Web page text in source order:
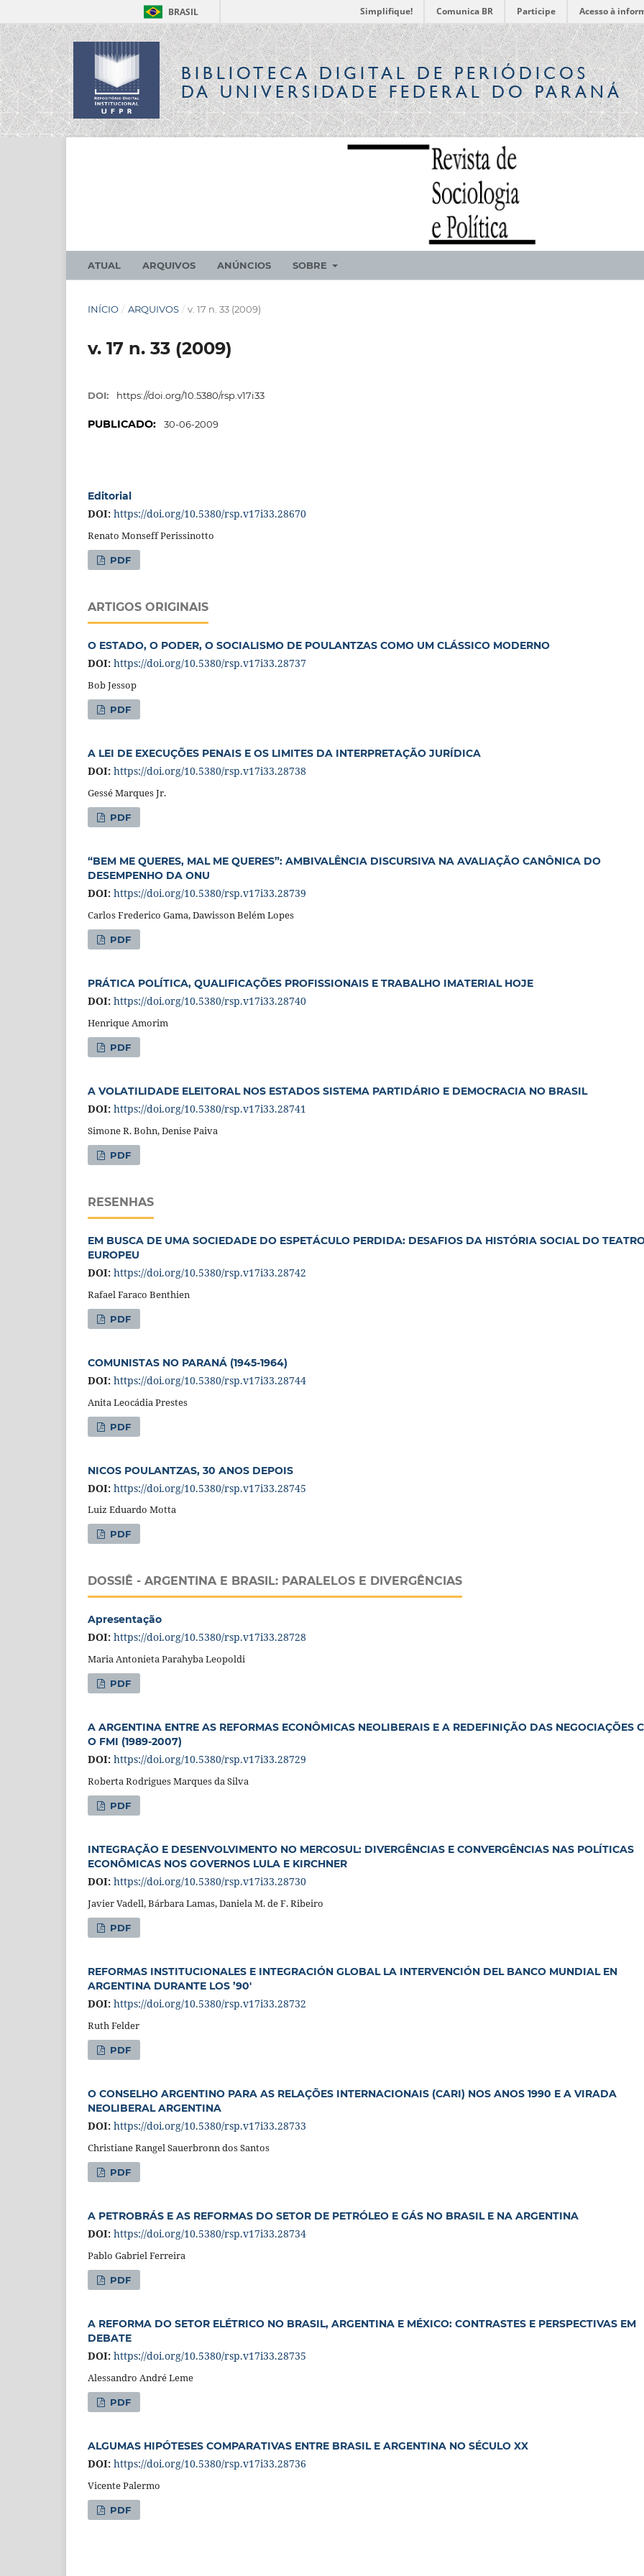
BRASIL Simplifique! Comunica BR Participe Acesso à
BIBLIOTECA DIGITALDE PERIÓDICOS
DA UNIVERSIDADE FEDERAL DO PARANÁ
ATUAL ARQUIVOS ANÚNCIOS SOBRE
INÍCIO / ARQUIVOS / v. 17 n. 33 (2009)
v. 17 n. 33 (2009)
DOI: https://doi.org/10.5380/rsp.v17i33
PUBLICADO: 30-06-2009
Editorial
DOI: https://doi.org/10.5380/rsp.v17i33.28670
Renato Monseff Perissinotto
PDF
ARTIGOS ORIGINAIS
O ESTADO, O PODER, O SOCIALISMO DE POULANTZAS COMO UM CLÁSSICO MODERNO
DOI: https://doi.org/10.5380/rsp.v17i33.28737
Bob Jessop
PDF
A LEI DE EXECUÇÕES PENAIS E OS LIMITES DA INTERPRETAÇÃO JURÍDICA
DOI: https://doi.org/10.5380/rsp.v17i33.28738
Gessé Marques Jr.
PDF
“BEM ME QUERES, MAL ME QUERES”: AMBIVALÊNCIA DISCURSIVA NA AVALIAÇÃO CANÔNICA DO
DESEMPENHO DA ONU
DOI: https://doi.org/10.5380/rsp.v17i33.28739
Carlos Frederico Gama, Dawisson Belém Lopes
PDF
PRÁTICA POLÍTICA, QUALIFICAÇÕES PROFISSIONAIS E TRABALHO IMATERIAL HOJE
DOI: https://doi.org/10.5380/rsp.v17i33.28740
Henrique Amorim
PDF
A VOLATILIDADE ELEITORAL NOS ESTADOS SISTEMA PARTIDÁRIO E DEMOCRACIA NO BRASIL
DOI: https://doi.org/10.5380/rsp.v17i33.28741
Simone R. Bohn, Denise Paiva
PDF
RESENHAS
EM BUSCA DE UMA SOCIEDADE DO ESPETÁCULO PERDIDA: DESAFIOS DA HISTÓRIA SOCIAL DO
EUROPEU
DOI: https://doi.org/10.5380/rsp.v17i33.28742
Rafael Faraco Benthien
PDF
COMUNISTAS NO PARANÁ (1945-1964)
DOI: https://doi.org/10.5380/rsp.v17i33.28744
Anita Leocádia Prestes
PDF
NICOS POULANTZAS, 30 ANOS DEPOIS
DOI: https://doi.org/10.5380/rsp.v17i33.28745
Luiz Eduardo Motta
PDF
DOSSIÊ - ARGENTINA E BRASIL: PARALELOS E DIVERGÊNCIAS
Apresentação
DOI: https://doi.org/10.5380/rsp.v17i33.28728
Maria Antonieta Parahyba Leopoldi
PDF
A ARGENTINA ENTRE AS REFORMAS ECONÔMICAS NEOLIBERAIS E A REDEFINIÇÃO DAS NEGOCIAÇÕES
O FMI (1989-2007)
DOI: https://doi.org/10.5380/rsp.v17i33.28729
Roberta Rodrigues Marques da Silva
PDF
INTEGRAÇÃO E DESENVOLVIMENTO NO MERCOSUL: DIVERGÊNCIAS E CONVERGÊNCIAS NAS POLÍTICAS
ECONÔMICAS NOS GOVERNOS LULA E KIRCHNER
DOI: https://doi.org/10.5380/rsp.v17i33.28730
Javier Vadell, Bárbara Lamas, Daniela M. de F. Ribeiro
PDF
REFORMAS INSTITUCIONALES E INTEGRACIÓN GLOBAL LA INTERVENCIÓN DEL BANCO MUNDIAL EN
ARGENTINA DURANTE LOS ’90'
DOI: https://doi.org/10.5380/rsp.v17i33.28732
Ruth Felder
PDF
O CONSELHO ARGENTINO PARA AS RELAÇÕES INTERNACIONAIS (CARI) NOS ANOS 1990 E A VIRADA
NEOLIBERAL ARGENTINA
DOI: https://doi.org/10.5380/rsp.v17i33.28733
Christiane Rangel Sauerbronn dos Santos
PDF
A PETROBRÁS E AS REFORMAS DO SETOR DE PETRÓLEO E GÁS NO BRASIL E NA ARGENTINA
DOI: https://doi.org/10.5380/rsp.v17i33.28734
Pablo Gabriel Ferreira
PDF
A REFORMA DO SETOR ELÉTRICO NO BRASIL, ARGENTINA E MÉXICO: CONTRASTES E PERSPECTIVAS EM
DEBATE
DOI: https://doi.org/10.5380/rsp.v17i33.28735
Alessandro André Leme
PDF
ALGUMAS HIPÓTESES COMPARATIVAS ENTRE BRASIL E ARGENTINA NO SÉCULO XX
DOI: https://doi.org/10.5380/rsp.v17i33.28736
Vicente Palermo
PDF